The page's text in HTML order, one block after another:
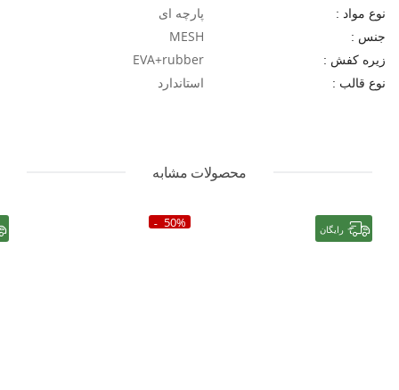
نوع مواد : پارچه ای
جنس : MESH
زیره کفش : EVA+rubber
نوع قالب : استاندارد
محصولات مشابه
رایگان 50%